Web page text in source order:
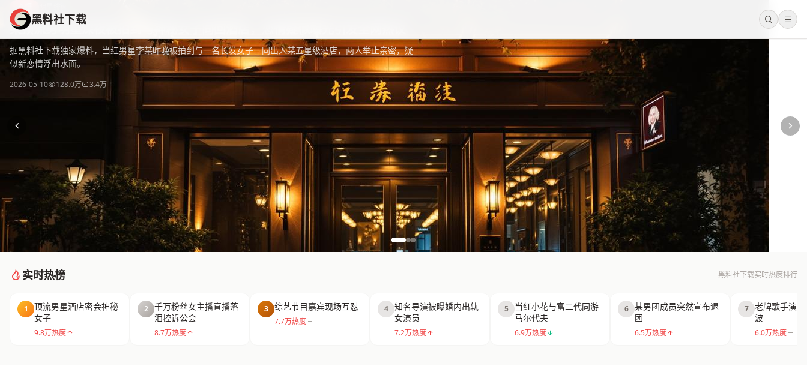
黑料社下载
黑料社下载
黑料社下载 - 全网热门黑料资源免费下载平台，海量独家爆料内容一键获取更新最快
某顶流男明星深夜被拍到与神秘女子同回酒店，恋情疑似曝光引发全网热议
据黑料社下载独家爆料，当红男星李某昨晚被拍到与一名长发女子一同出入某五星级酒店，两人举止亲密，疑
似新恋情浮出水面。
2026-05-10 128.0万 3.4万
实时热榜 黑料社下载实时热度排行
1
顶流男星酒店密会神秘
女子
9.8万热度
2
千万粉丝女主播直播落
泪控诉公会
8.7万热度
3 综艺节目嘉宾现场互怼
7.7万热度
4
知名导演被曝婚内出轨
女演员
7.2万热度
5
当红小花与富二代同游
马尔代夫
6.9万热度
6
某男团成员突然宣布退
团
6.5万热度
7
老牌歌手演
波
6.0万热度